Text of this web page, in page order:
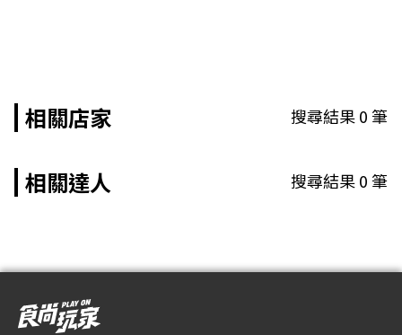
相關店家 搜尋結果0筆
相關達人 搜尋結果0筆